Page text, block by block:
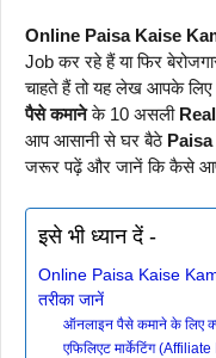
Online Paisa Kaise
Job कर रहे हैं या फिर
चाहते हैं तो यह लेख आपके
पैसे कमानेके 10 असली
आप आसानी से घर बैठे Paisa
जरूर पढ़ें और जानें कि कैसे
इसे भी ध्यान दें -
Online Paisa Kaise
तरीका जानें
ऑनलाइन पैसे कमाने के लिए
एफिलिएट मार्केटिंग